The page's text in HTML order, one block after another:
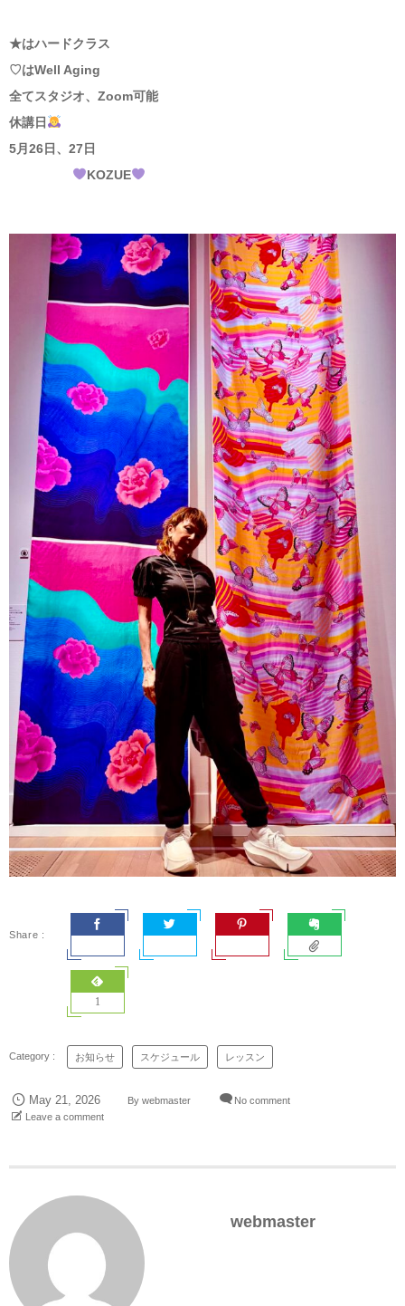
★はハードクラス
♡はWell Aging
全てスタジオ、Zoom可能
休講日
5月26日、27日
KOZUE
1
お知らせ スケジュール レッスン
May 21, 2026 By webmaster
No comment
Leave a comment
webmaster